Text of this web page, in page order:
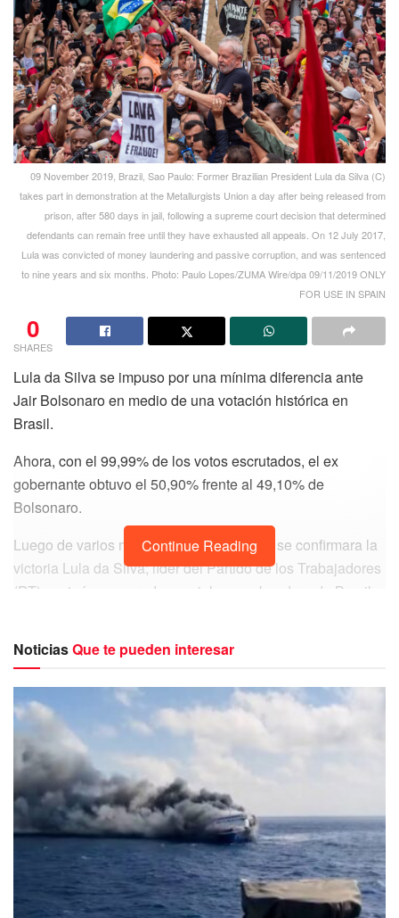
09 November 2019, Brazil, Sao Paulo: Former Brazilian President Lula da Silva (C)
takes part in demonstration at the Metallurgists Union a day after being released from
prison, after 580 days in jail, following a supreme court decision that determined
defendants can remain free until they have exhausted all appeals. On 12 July 2017,
Lula was convicted of money laundering and passive corruption, and was sentenced
to nine years and six months. Photo: Paulo Lopes/ZUMA Wire/dpa 09/11/2019 ONLY
FOR USE IN SPAIN
0
SHARES
Lula da Silva se impuso por una mínima diferencia ante
Jair Bolsonaro en medio de una votación histórica en
Brasil.
Ahora, con el 99,99% de los votos escrutados, el ex
gobernante obtuvo el 50,90% frente al 49,10% de
Bolsonaro.
Luego de varios minutos después de que se confirmara la
victoria Lula da Silva; líder del Partido de los Trabajadores
(PT) posteó en sus redes sociales una bandera de Brasil
Ya como presidente electo, pronunció desde un hotel las
las primeras palabras en las que aseguró estar
comprometido a “restablecer la paz” y gobernar para
“todos” en un Brasil dividido:
Continue Reading
NoticiasQue te pueden interesar